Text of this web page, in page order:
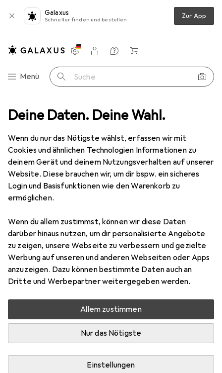
Deine Daten. Deine Wahl.
Wenn du nur das Nötigste wählst, erfassen wir mit
Cookies und ähnlichen Technologien Informationen zu
deinem Gerät und deinem Nutzungsverhalten auf unserer
Website. Diese brauchen wir, um dir bspw. ein sicheres
Login und Basisfunktionen wie den Warenkorb zu
ermöglichen.
Wenn du allem zustimmst, können wir diese Daten
darüber hinaus nutzen, um dir personalisierte Angebote
zu zeigen, unsere Webseite zu verbessern und gezielte
Werbung auf unseren und anderen Webseiten oder Apps
anzuzeigen. Dazu können bestimmte Daten auch an
Dritte und Werbepartner weitergegeben werden.
Allem zustimmen
Nur das Nötigste
Einstellungen
Galaxus
Schneller finden und bestellen Zur App
Navigation nach Kategorien
Menü Suche
Einstellungen
Kundenkonto
Vergleichslisten
Merklisten
Warenkorb
Möbel Wohnzimmer Sofa + Bettsofa
7 Bilder
WooodRodeo
Preis in EUR inkl. MwSt.
EUR
1615,–
9
Bewertungen Marke
Mehr von Woood
Zwischen Sa, 5.9. und Fr, 25.9. geliefert
Nur 2 Stück an Lager beim Lieferanten
Benachrichtigen, wenn schneller verfügbar
Lieferort angeben für genaue Lieferzeit